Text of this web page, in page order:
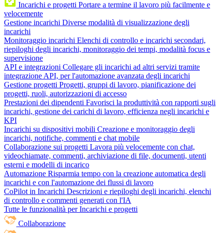
Incarichi e progetti Portare a termine il lavoro più facilmente e
velocemente
Gestione incarichi Diverse modalità di visualizzazione degli
incarichi
Monitoraggio incarichi Elenchi di controllo e incarichi secondari,
riepiloghi degli incarichi, monitoraggio dei tempi, modalità focus e
supervisione
API e integrazioni Collegare gli incarichi ad altri servizi tramite
integrazione API, per l'automazione avanzata degli incarichi
Gestione progetti Progetti, gruppi di lavoro, pianificazione dei
progetti, ruoli, autorizzazioni di accesso
Prestazioni dei dipendenti Favorisci la produttività con rapporti sugli
incarichi, gestione dei carichi di lavoro, efficienza negli incarichi e
KPI
Incarichi su dispositivi mobili Creazione e monitoraggio degli
incarichi, notifiche, commenti e chat mobile
Collaborazione sui progetti Lavora più velocemente con chat,
videochiamate, commenti, archiviazione di file, documenti, utenti
esterni e modelli di incarico
Automazione Risparmia tempo con la creazione automatica degli
incarichi e con l'automazione dei flussi di lavoro
CoPilot in Incarichi Descrizioni e riepiloghi degli incarichi, elenchi
di controllo e commenti generati con l'IA
Tutte le funzionalità per Incarichi e progetti
Collaborazione